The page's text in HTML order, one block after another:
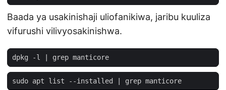
Baada ya usakinishaji uliofanikiwa, jaribu kuuliza
vifurushi vilivyosakinishwa.
dpkg -l
sudo apt list --installed